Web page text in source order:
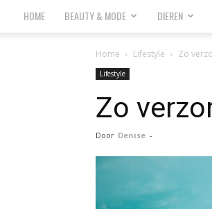
HOME BEAUTY & MODE DIEREN
Home Lifestyle Zo
Lifestyle
Zo
Door Denise -